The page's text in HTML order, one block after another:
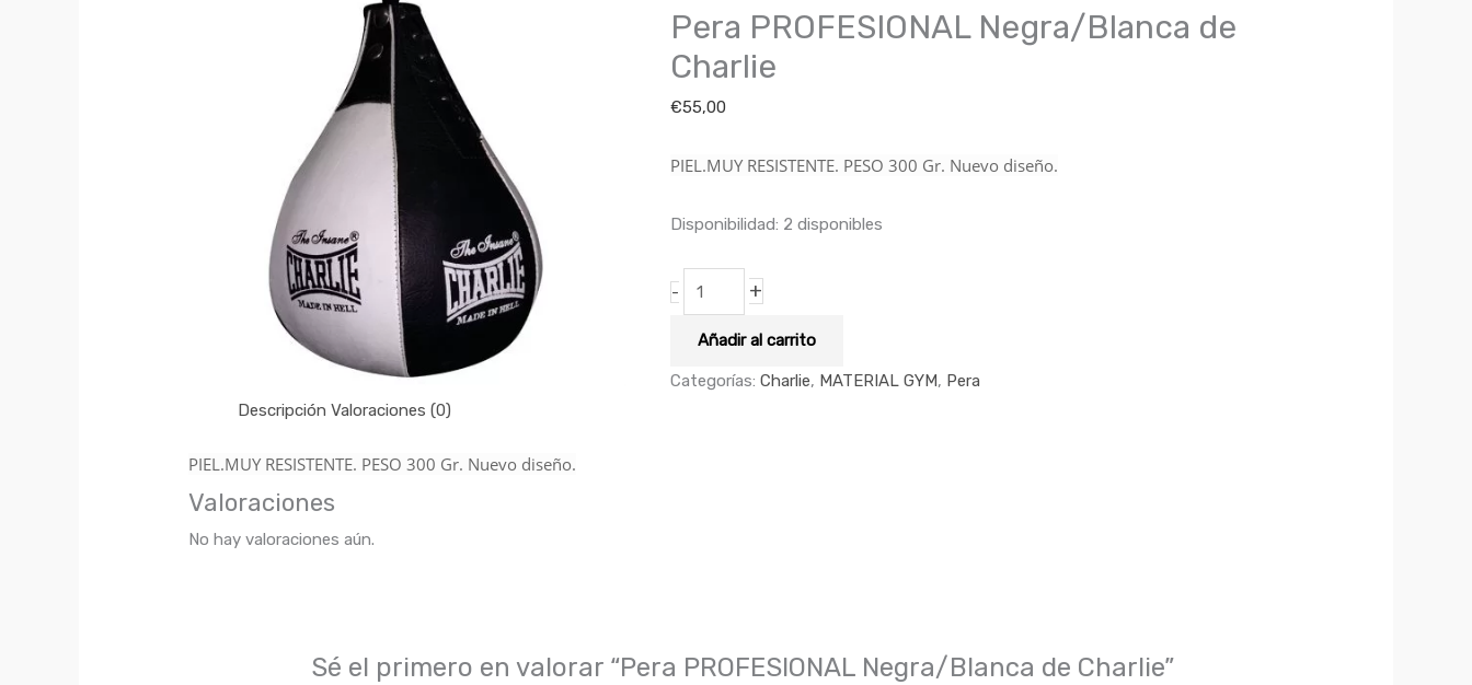
Pera PROFESIONAL Negra/Blanca de
Charlie
€55,00
PIEL.MUY RESISTENTE. PESO 300 Gr. Nuevo diseño.
Disponibilidad: 2 disponibles
-
cantidad
+
Añadir al carrito
Categorías:Charlie, MATERIAL GYM, Pera
Descripción Valoraciones (0)
PIEL.MUY RESISTENTE. PESO 300 Gr. Nuevo diseño.
Valoraciones
No hay valoraciones aún.
Sé el primero en valorar “Pera PROFESIONAL Negra/Blanca de Charlie”